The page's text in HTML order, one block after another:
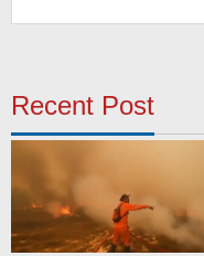
Recent Post